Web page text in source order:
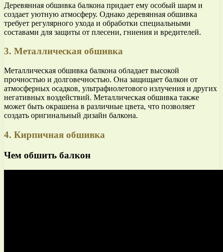
Деревянная обшивка балкона придает ему особый шарм и
создает уютную атмосферу. Однако деревянная обшивка
требует регулярного ухода и обработки специальными
составами для защиты от плесени, гниения и вредителей.
3. Металлическая обшивка
Металлическая обшивка балкона обладает высокой
прочностью и долговечностью. Она защищает балкон от
атмосферных осадков, ультрафиолетового излучения и других
негативных воздействий. Металлическая обшивка также
может быть окрашена в различные цвета, что позволяет
создать оригинальный дизайн балкона.
4. Кирпичная обшивка
Чем обшить балкон